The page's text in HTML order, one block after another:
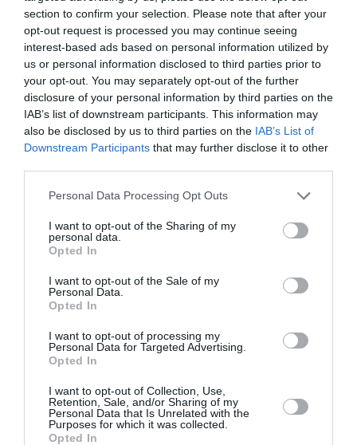
section to confirm your selection. Please note that after your
opt-out request is processed you may continue seeing
interest-based ads based on personal information utilized by
us or personal information disclosed to third parties prior to
your opt-out. You may separately opt-out of the further
disclosure of your personal information by third parties on the
IAB’s list of downstream participants. This information may
also be disclosed by us to third parties on the IAB’s List of
Downstream Participants that may further disclose it to other
Personal Data Processing Opt Outs
I want to opt-out of the Sharing of my
personal data.
Opted In
I want to opt-out of the Sale of my
Personal Data.
Opted In
I want to opt-out of processing my
Personal Data for Targeted Advertising.
Opted In
I want to opt-out of Collection, Use,
Retention, Sale, and/or Sharing of my
Personal Data that Is Unrelated with the
Purposes for which it was collected.
Opted In
RÉPONDRE
FL360 a commenté :
25 juin 2024 - 13 h 41 min
Aucun intérêt : les batteries fonctionnent toujours avec des
terres “rares” ultrapolluantes.
La véritable révolution est l’hydrogène carburant, notamment
développé par Toyota, avec des technologies de
motorisation proches des moteurs à essence. Il existe même
un kit d’adaptation mis au point par une école d’ingénieurs
lyonnaise.
une énorme quantité d’énergie, mais assurément, l’avenir est
LAISSER UN COMMENTAIRE